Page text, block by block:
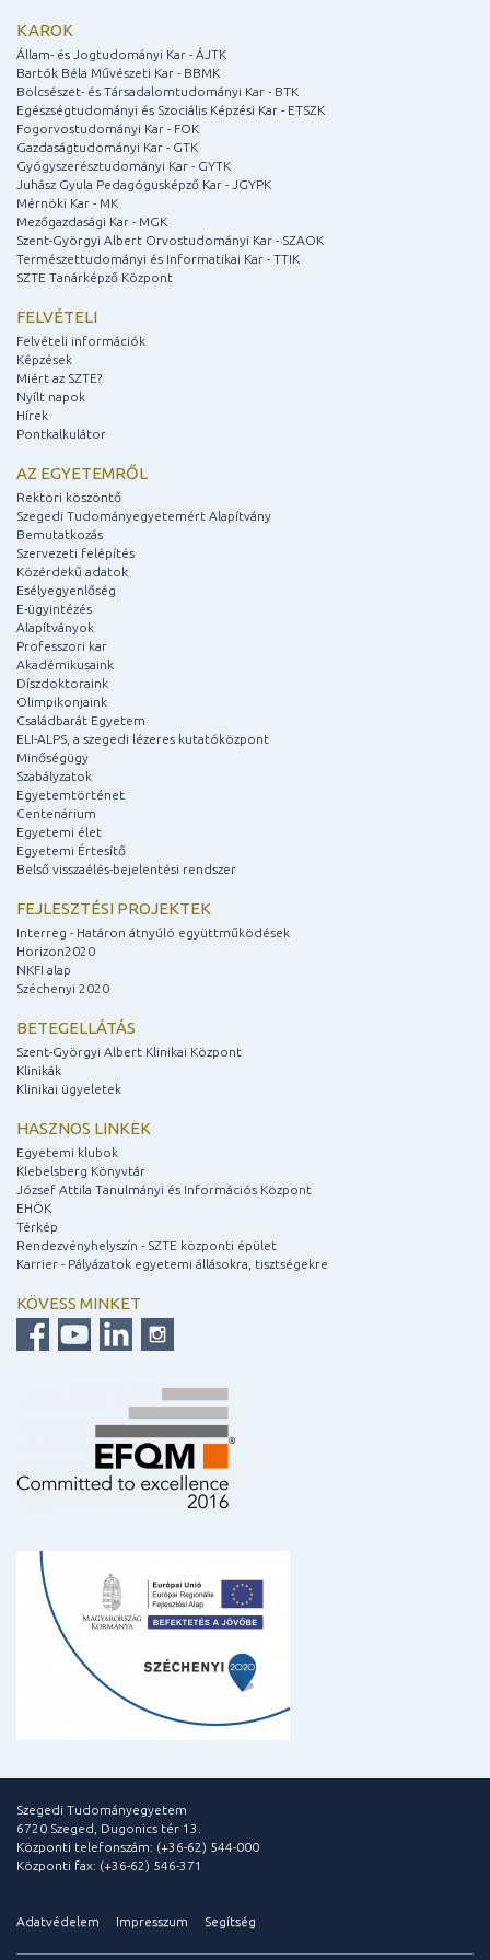
KAROK
Állam- és Jogtudományi Kar - ÁJTK
Bartók Béla Művészeti Kar - BBMK
Bölcsészet- és Társadalomtudományi Kar - BTK
Egészségtudományi és Szociális Képzési Kar - ETSZK
Fogorvostudományi Kar - FOK
Gazdaságtudományi Kar - GTK
Gyógyszerésztudományi Kar - GYTK
Juhász Gyula Pedagógusképző Kar - JGYPK
Mérnöki Kar - MK
Mezőgazdasági Kar - MGK
Szent-Györgyi Albert Orvostudományi Kar - SZAOK
Természettudományi és Informatikai Kar - TTIK
SZTE Tanárképző Központ
FELVÉTELI
Felvételi információk
Képzések
Miért az SZTE?
Nyílt napok
Hírek
Pontkalkulátor
AZ EGYETEMRŐL
Rektori köszöntő
Szegedi Tudományegyetemért Alapítvány
Bemutatkozás
Szervezeti felépítés
Közérdekű adatok
Esélyegyenlőség
E-ügyintézés
Alapítványok
Professzori kar
Akadémikusaink
Díszdoktoraink
Olimpikonjaink
Családbarát Egyetem
ELI-ALPS, a szegedi lézeres kutatóközpont
Minőségügy
Szabályzatok
Egyetemtörténet
Centenárium
Egyetemi élet
Egyetemi Értesítő
Belső visszaélés-bejelentési rendszer
FEJLESZTÉSI PROJEKTEK
Interreg - Határon átnyúló együttműködések
Horizon2020
NKFI alap
Széchenyi 2020
BETEGELLÁTÁS
Szent-Györgyi Albert Klinikai Központ
Klinikák
Klinikai ügyeletek
HASZNOS LINKEK
Egyetemi klubok
Klebelsberg Könyvtár
József Attila Tanulmányi és Információs Központ
EHÖK
Térkép
Rendezvényhelyszín - SZTE központi épület
Karrier - Pályázatok egyetemi állásokra, tisztségekre
KÖVESS MINKET
Szegedi Tudományegyetem
6720 Szeged, Dugonics tér 13.
Központi telefonszám: (+36-62) 544-000
Központi fax: (+36-62) 546-371
Adatvédelem Impresszum Segítség